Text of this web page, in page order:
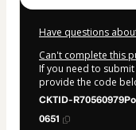
Have questions
Can't complete this
If you need to
provide the code
CKTID-
0651